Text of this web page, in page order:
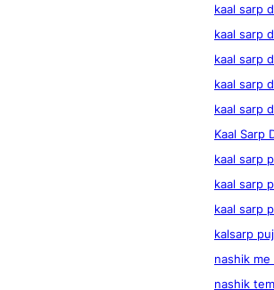
kaal sarp
kaal sarp
kaal sarp
kaal sarp
kaal sarp
Kaal Sarp
kaal sarp
kaal sarp
kaal sarp
kalsarp
nashik me
nashik